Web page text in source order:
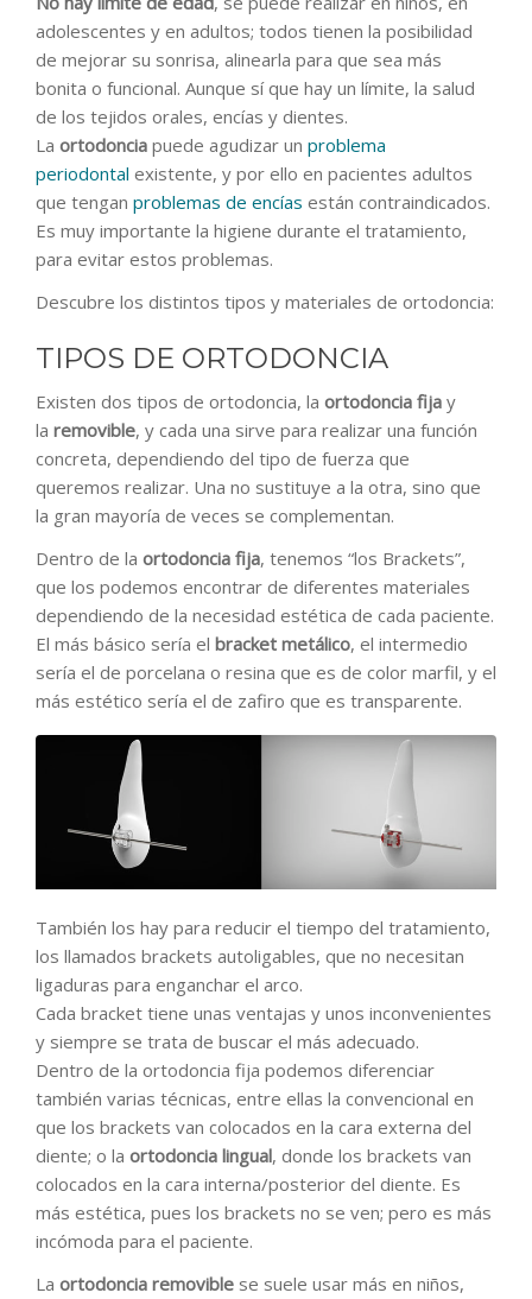
adolescentes y en adultos; todos tienen la posibilidad
de mejorar su sonrisa, alinearla para que sea más
bonita o funcional. Aunque sí que hay un límite, la salud
de los tejidos orales, encías y dientes.
La ortodoncia puede agudizar un problema
periodontal existente, y por ello en pacientes adultos
que tengan problemas de encías están contraindicados.
Es muy importante la higiene durante el tratamiento,
para evitar estos problemas.
Descubre los distintos tipos y materiales de ortodoncia:
TIPOS DE ORTODONCIA
Existen dos tipos de ortodoncia, la ortodoncia fija y
la removible, y cada una sirve para realizar una función
concreta, dependiendo del tipo de fuerza que
queremos realizar. Una no sustituye a la otra, sino que
la gran mayoría de veces se complementan.
Dentro de la ortodoncia fija, tenemos “los Brackets”,
que los podemos encontrar de diferentes materiales
dependiendo de la necesidad estética de cada paciente.
El más básico sería el bracket metálico, el intermedio
sería el de porcelana o resina que es de color marfil, y el
más estético sería el de zafiro que es transparente.
También los hay para reducir el tiempo del tratamiento,
los llamados brackets autoligables, que no necesitan
ligaduras para enganchar el arco.
Cada bracket tiene unas ventajas y unos inconvenientes
y siempre se trata de buscar el más adecuado.
Dentro de la ortodoncia fija podemos diferenciar
también varias técnicas, entre ellas la convencional en
que los brackets van colocados en la cara externa del
diente; o la ortodoncia lingual, donde los brackets van
colocados en la cara interna/posterior del diente. Es
más estética, pues los brackets no se ven; pero es más
incómoda para el paciente.
La ortodoncia removible se suele usar más en niños,